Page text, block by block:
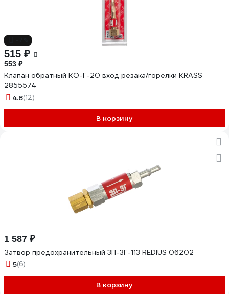
515 ₽
553 ₽
Клапан обратный КО-Г-20 вход резака/горелки KRASS
2855574
4.8(12)
В корзину
1 587 ₽
Затвор предохранительный 3П-3Г-113 REDIUS 06202
5(6)
В корзину